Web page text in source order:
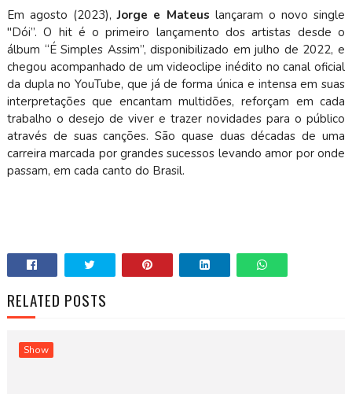
Em agosto (2023),Jorge e Mateus lançaram o novo single
"Dói”. O hit é o primeiro lançamento dos artistas desde o
álbum “É Simples Assim”, disponibilizado em julho de 2022, e
chegou acompanhado de um videoclipe inédito no canal oficial
da dupla no YouTube, que já de forma única e intensa em suas
interpretações que encantam multidões, reforçam em cada
trabalho o desejo de viver e trazer novidades para o público
através de suas canções. São quase duas décadas de uma
carreira marcada por grandes sucessos levando amor por onde
passam, em cada canto do Brasil.
RELATED POSTS
Show